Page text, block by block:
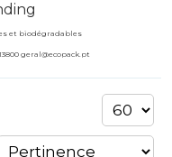
et biodégradables
geral@ecopack.pt